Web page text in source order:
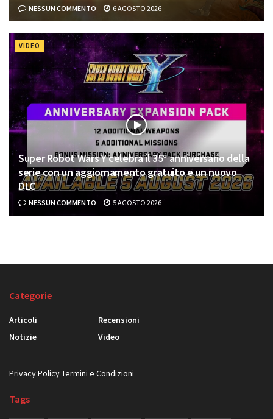
NESSUN COMMENTO 6 AGOSTO 2026
VIDEO
Super Robot Wars Y celebra il 35° anniversario della
serie con un aggiornamento gratuito e un nuovo
DLC
NESSUN COMMENTO 5 AGOSTO 2026
Categorie
Articoli
Notizie
Recensioni
Video
Privacy PolicyTermini e Condizioni
Tags